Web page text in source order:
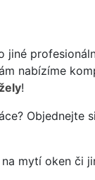
jiné
nabízíme
!
Objednejte
mytí oken či